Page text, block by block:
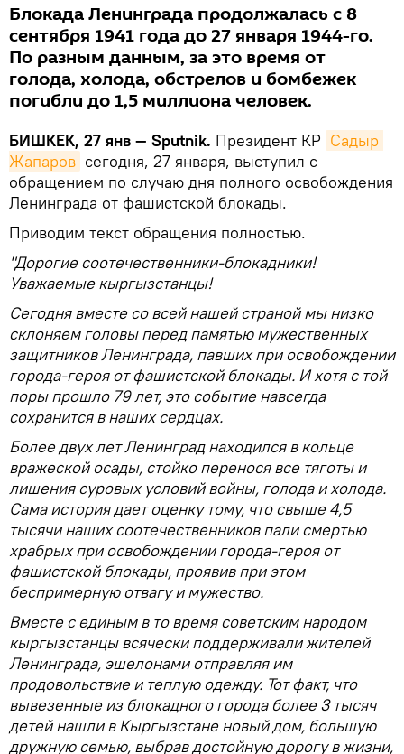
Блокада Ленинграда продолжалась с 8
сентября 1941 года до 27 января 1944-го.
По разным данным, за это время от
голода, холода, обстрелов и бомбежек
погибли до 1,5 миллиона человек.
БИШКЕК, 27 янв — Sputnik. Президент КР Садыр
Жапаров сегодня, 27 января, выступил с
обращением по случаю дня полного освобождения
Ленинграда от фашистской блокады.
Приводим текст обращения полностью.
"Дорогие соотечественники-блокадники!
Уважаемые кыргызстанцы!
Сегодня вместе со всей нашей страной мы низко
склоняем головы перед памятью мужественных
защитников Ленинграда, павших при освобождении
города-героя от фашистской блокады. И хотя с той
поры прошло 79 лет, это событие навсегда
сохранится в наших сердцах.
Более двух лет Ленинград находился в кольце
вражеской осады, стойко перенося все тяготы и
лишения суровых условий войны, голода и холода.
Сама история дает оценку тому, что свыше 4,5
тысячи наших соотечественников пали смертью
храбрых при освобождении города-героя от
фашистской блокады, проявив при этом
беспримерную отвагу и мужество.
Вместе с единым в то время советским народом
кыргызстанцы всячески поддерживали жителей
Ленинграда, эшелонами отправляя им
продовольствие и теплую одежду. Тот факт, что
вывезенные из блокадного города более 3 тысяч
детей нашли в Кыргызстане новый дом, большую
дружную семью, выбрав достойную дорогу в жизни,